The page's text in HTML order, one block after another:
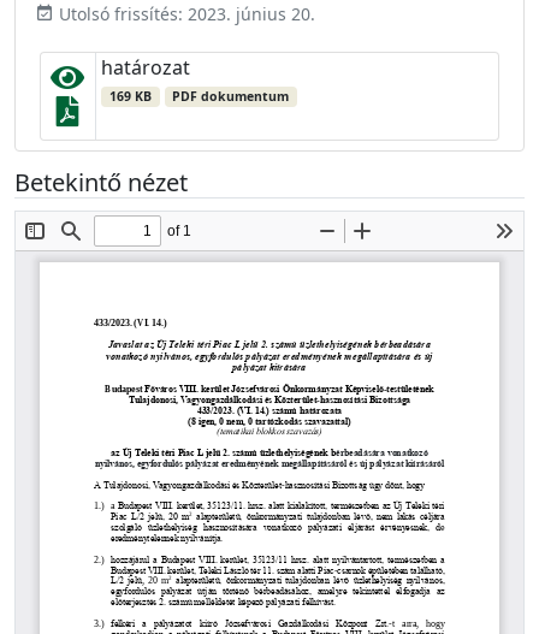
event_available Utolsó frissítés: 2023. június 20.
határozat
169 KB PDF dokumentum
Betekintő nézet